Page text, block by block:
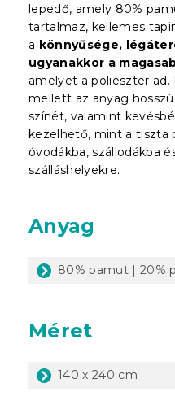
lepedő, amely 80%
tartalmaz, kellemes
a könnyűsége,
ugyanakkor a
amelyet a poliészter
mellett az anyag
színét, valamint
kezelhető, mint a tiszta
óvodákba, szállodákba
szálláshelyekre.
Anyag
80% pamut | 20%
Méret
140 x 240 cm